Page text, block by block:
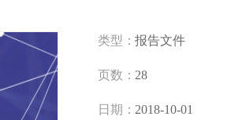
类型：报告文件
页数： 28
日期： 2018-10-01